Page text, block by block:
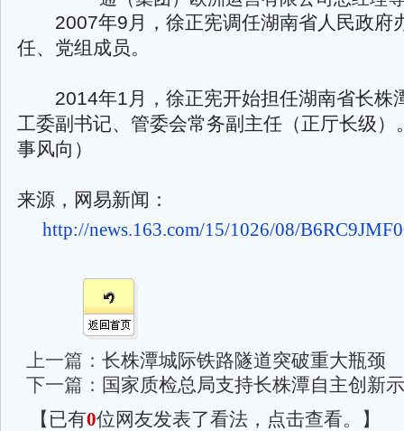
2007年9月，徐正宪调任湖南省人民政府
任、党组成员。
2014年1月，徐正宪开始担任湖南省长株
工委副书记、管委会常务副主任（正厅长级）
事风向）
来源，网易新闻：
http://news.163.com/15/1026/08/
上一篇： 长株潭城际铁路隧道突破重大瓶颈
下一篇： 国家质检总局支持长株潭自主创新
【已有0位网友发表了看法，点击查看。】